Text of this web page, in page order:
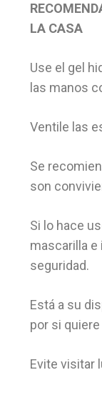
LA CASA
Use el gel
las manos
Ventile las
Se
son
Si lo hace
mascarilla
seguridad.
Está a su
por si
Evite visitar